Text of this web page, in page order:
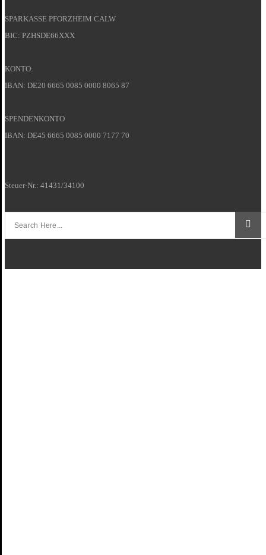
SPARKASSE PFORZHEIM CALW
BIC: PZHSDE66XXX
KONTO:
IBAN: DE20 6665 0085 0000 8065 87
SPENDENKONTO
IBAN: DE45 6665 0085 0000 7177 70
Steuer-Nr.: 41431/34100